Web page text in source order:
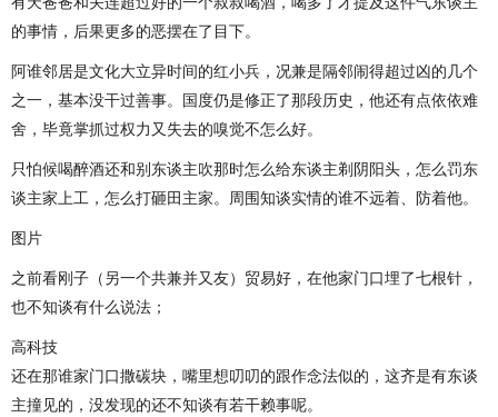
的事情，后果更多的恶摆在了目下。
阿谁邻居是文化大立异时间的红小兵，况兼是隔邻闹得超过凶的几个
之一，基本没干过善事。国度仍是修正了那段历史，他还有点依依难
舍，毕竟掌抓过权力又失去的嗅觉不怎么好。
只怕候喝醉酒还和别东谈主吹那时怎么给东谈主剃阴阳头，怎么罚东
谈主家上工，怎么打砸田主家。周围知谈实情的谁不远着、防着他。
图片
之前看刚子（另一个共兼并又友）贸易好，在他家门口埋了七根针，
也不知谈有什么说法；
高科技
还在那谁家门口撒碳块，嘴里想叨叨的跟作念法似的，这齐是有东谈
主撞见的，没发现的还不知谈有若干赖事呢。